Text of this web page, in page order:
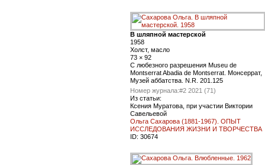
В шляпной мастерской
1958
Холст, масло
73 × 92
С любезного разрешения Museu de
Montserrat Abadia de Montserrat. Монсеррат,
Музей аббатства. N.R. 201.125
Номер журнала:#2 2021 (71)
Из статьи:
Ксения Муратова, при участии Виктории
Савельевой
Ольга Сахарова (1881-1967). ОПЫТ
ИССЛЕДОВАНИЯ ЖИЗНИ И ТВОРЧЕСТВА
ID: 30674